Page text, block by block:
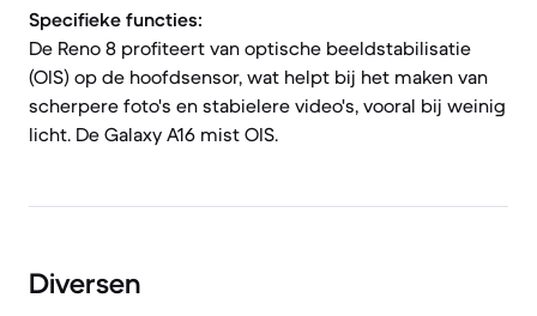
Specifieke functies:
De Reno 8 profiteert van optische beeldstabilisatie
(OIS) op de hoofdsensor, wat helpt bij het maken van
scherpere foto's en stabielere video's, vooral bij weinig
licht. De Galaxy A16 mist OIS.
Diversen